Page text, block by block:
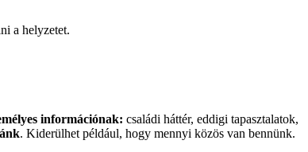
a helyzetet.
információnak: családi háttér, eddigi tapasztalatok,
. Kiderülhet például, hogy mennyi közös van bennünk.